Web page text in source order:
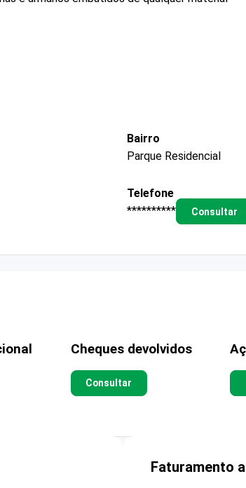
Bairro
Parque Residencial
Telefone
**********
Consultar
Cheques devolvidos
Consultar
Faturamento